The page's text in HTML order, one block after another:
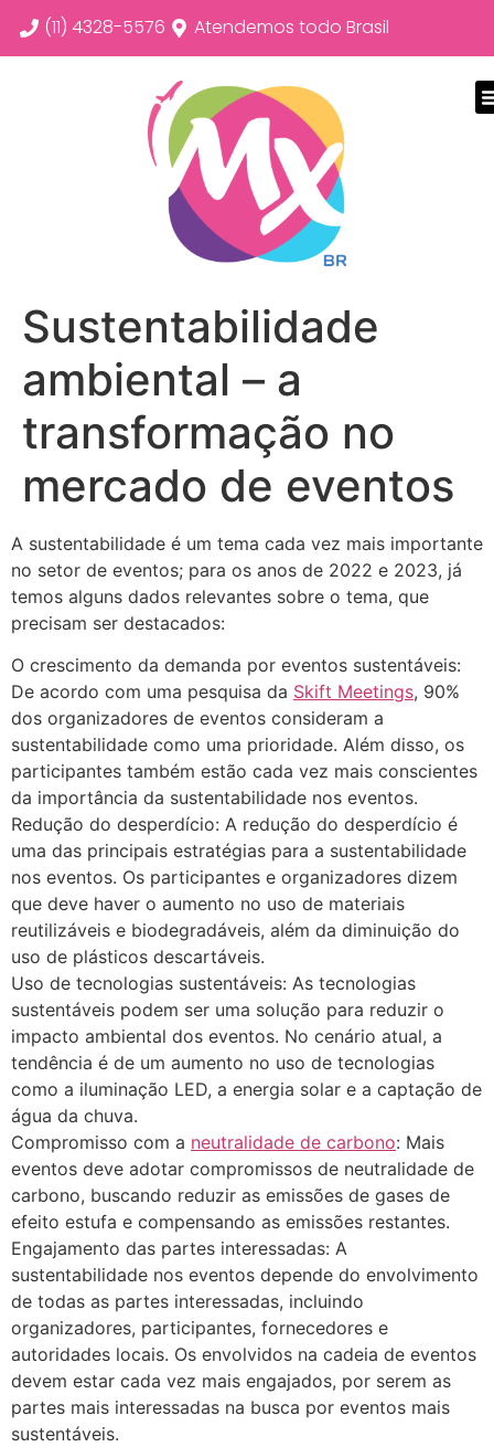
(11) 4328-5576 Atendemos todo Brasil
Sustentabilidade
ambiental – a
transformação no
mercado de eventos
A sustentabilidade é um tema cada vez mais importante
no setor de eventos; para os anos de 2022 e 2023, já
temos alguns dados relevantes sobre o tema, que
precisam ser destacados:
O crescimento da demanda por eventos sustentáveis:
De acordo com uma pesquisa da Skift Meetings, 90%
dos organizadores de eventos consideram a
sustentabilidade como uma prioridade. Além disso, os
participantes também estão cada vez mais conscientes
da importância da sustentabilidade nos eventos.
Redução do desperdício: A redução do desperdício é
uma das principais estratégias para a sustentabilidade
nos eventos. Os participantes e organizadores dizem
que deve haver o aumento no uso de materiais
reutilizáveis e biodegradáveis, além da diminuição do
uso de plásticos descartáveis.
Uso de tecnologias sustentáveis: As tecnologias
sustentáveis podem ser uma solução para reduzir o
impacto ambiental dos eventos. No cenário atual, a
tendência é de um aumento no uso de tecnologias
como a iluminação LED, a energia solar e a captação de
água da chuva.
Compromisso com a neutralidade de carbono: Mais
eventos deve adotar compromissos de neutralidade de
carbono, buscando reduzir as emissões de gases de
efeito estufa e compensando as emissões restantes.
Engajamento das partes interessadas: A
sustentabilidade nos eventos depende do envolvimento
de todas as partes interessadas, incluindo
organizadores, participantes, fornecedores e
autoridades locais. Os envolvidos na cadeia de eventos
devem estar cada vez mais engajados, por serem as
partes mais interessadas na busca por eventos mais
sustentáveis.